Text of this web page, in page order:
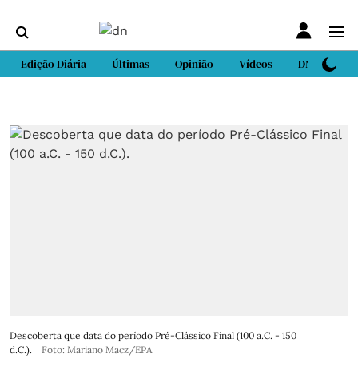
Edição Diária Últimas Opinião Vídeos DN Sport
Descoberta que data do período Pré-Clássico Final (100 a.C. - 150
d.C.).
Foto: Mariano Macz/EPA